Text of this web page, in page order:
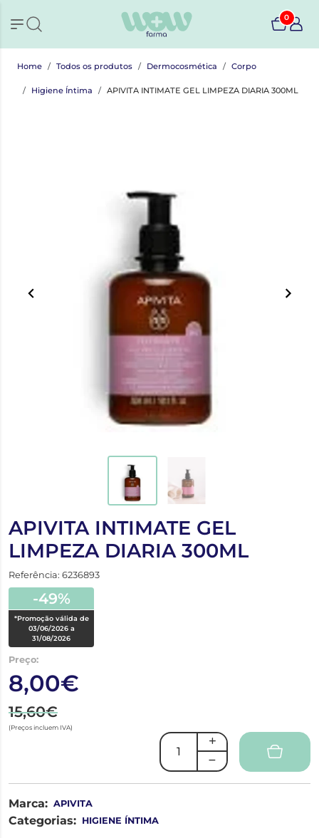
0
Home Todos os produtos Dermocosmética Corpo
Higiene Íntima APIVITA INTIMATE GEL LIMPEZA DIARIA 300ML
APIVITA INTIMATE GEL
LIMPEZA DIARIA 300ML
Referência: 6236893
-49%
*Promoção válida de
03/06/2026 a
31/08/2026
Preço:
8,00€
15,60€
(Preços incluem IVA)
Marca: APIVITA
Categorias: HIGIENE ÍNTIMA